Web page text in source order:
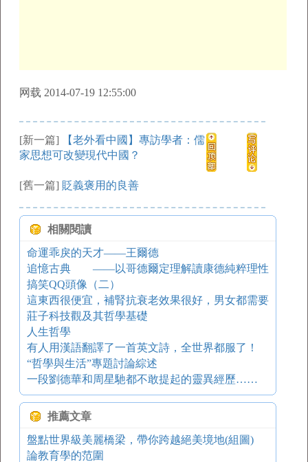
网载 2014-07-19 12:55:00
[新一篇]
【老外看中國】專訪學者：儒
家思想可改變現代中國？
[舊一篇] 貶義褒用的良善
相關閱讀
命運乖戾的天才——王爾德
追憶古典 ——以哥德爾定理解讀康德純粹理性
搞笑QQ頭像（二）
這東西很便宜，補腎抗衰老效果很好，男女都需要
莊子科技觀及其哲學基礎
人生哲學
有人用漢語翻譯了一首英文詩，全世界都服了！
“哲學與生活”專題討論綜述
一段劉德華和周星馳都不敢提起的靈異經歷……
推薦文章
盤點世界級美麗橋梁，帶你跨越絕美境地(組圖)
論教育學的范圍